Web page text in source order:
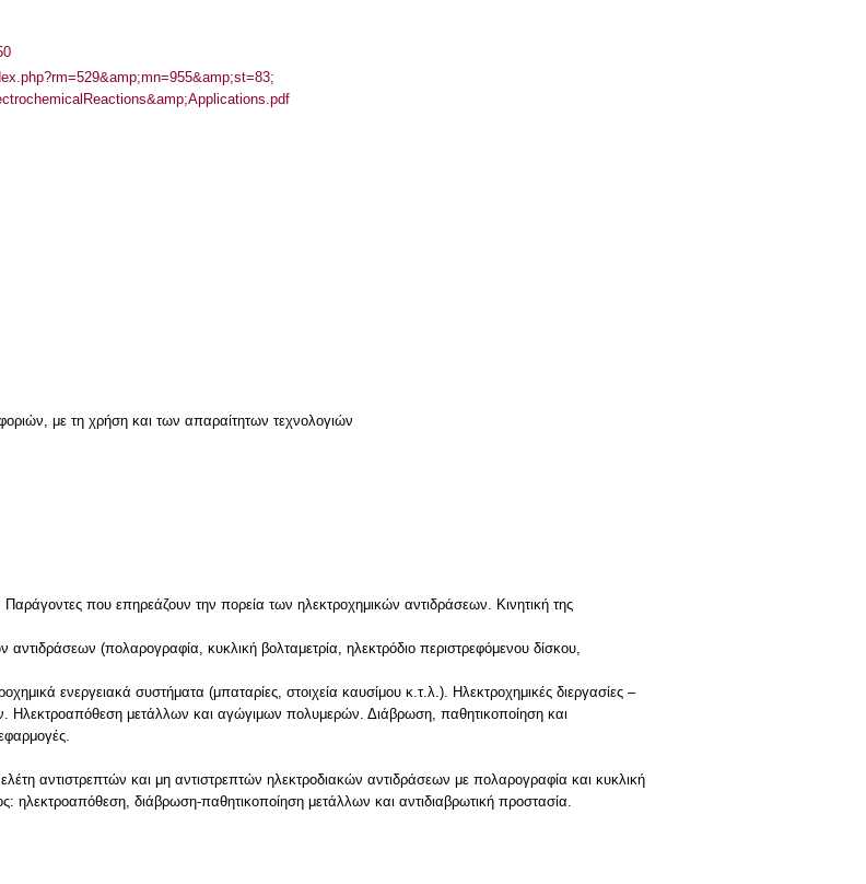
με τη χρήση και των απαραίτητων τεχνολογιών
Παράγοντες που επηρεάζουν την πορεία των ηλεκτροχημικών αντιδράσεων. Κινητική της
(πολαρογραφία, κυκλική βολταμετρία, ηλεκτρόδιο περιστρεφόμενου δίσκου,
ενεργειακά συστήματα (μπαταρίες, στοιχεία καυσίμου κ.τ.λ.). Ηλεκτροχημικές διεργασίες –
Ηλεκτροαπόθεση μετάλλων και αγώγιμων πολυμερών. Διάβρωση, παθητικοποίηση και
αντιστρεπτών και μη αντιστρεπτών ηλεκτροδιακών αντιδράσεων με πολαρογραφία και κυκλική
ηλεκτροαπόθεση, διάβρωση-παθητικοποίηση μετάλλων και αντιδιαβρωτική προστασία.